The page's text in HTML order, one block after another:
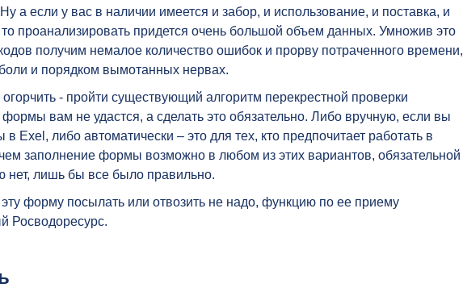
а если у вас в наличии имеется и забор, и использование, и поставка, и
проанализировать придется очень большой объем данных. Умножив это
получим немалое количество ошибок и прорву потраченного времени,
и порядком вымотанных нервах.
- пройти существующий алгоритм перекрестной проверки
вам не удастся, а сделать это обязательно. Либо вручную, если вы
Exel, либо автоматически – это для тех, кто предпочитает работать в
заполнение формы возможно в любом из этих вариантов, обязательной
нет, лишь бы все было правильно.
эту форму посылать или отвозить не надо, функцию по ее приему
Росводоресурс.